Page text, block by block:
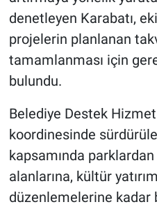
denetleyen Karabatı,
projelerin planlanan
tamamlanması için
bulundu.
Belediye Destek
koordinesinde
kapsamında
alanlarına, kültür
düzenlemelerine kadar